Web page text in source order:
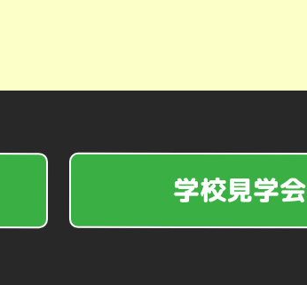
学校見学会